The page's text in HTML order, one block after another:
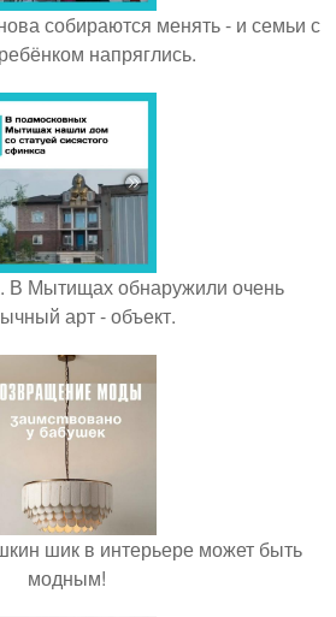
собираются менять - и семьи с
напряглись.
В Мытищах обнаружили очень
арт - объект.
шик в интерьере может быть
модным!